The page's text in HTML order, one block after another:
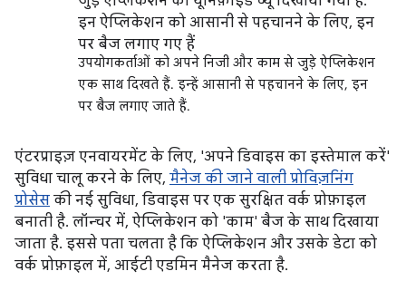
उपयोगकर्ताओं को अपने निजी और काम से जुड़े ऐप्लिकेशन
एक साथ दिखते हैं. इन्हें आसानी से पहचानने के लिए, इन
पर बैज लगाए जाते हैं.
एंटरप्राइज़ एनवायरमेंट के लिए, 'अपने डिवाइस का इस्तेमाल करें'
सुविधा चालू करने के लिए, मैनेज की जाने वाली प्रोविज़निंग
प्रोसेस की नई सुविधा, डिवाइस पर एक सुरक्षित वर्क प्रोफ़ाइल
बनाती है. लॉन्चर में, ऐप्लिकेशन को 'काम' बैज के साथ दिखाया
जाता है. इससे पता चलता है कि ऐप्लिकेशन और उसके डेटा को
वर्क प्रोफ़ाइल में, आईटी एडमिन मैनेज करता है.